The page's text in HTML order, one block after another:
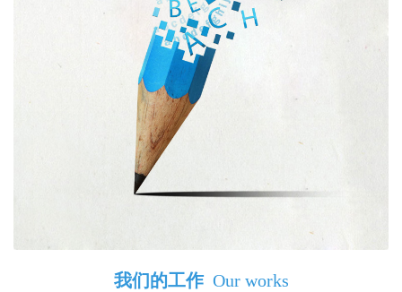
我们的工作 Our works